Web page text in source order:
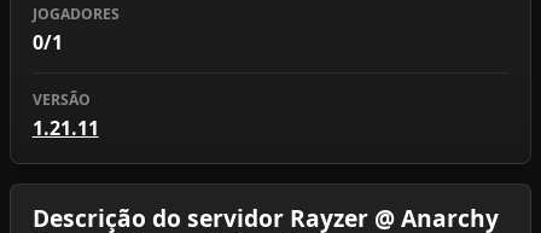
JOGADORES
0/1
VERSÃO
1.21.11
Descrição do servidor Rayzer @ Anarchy